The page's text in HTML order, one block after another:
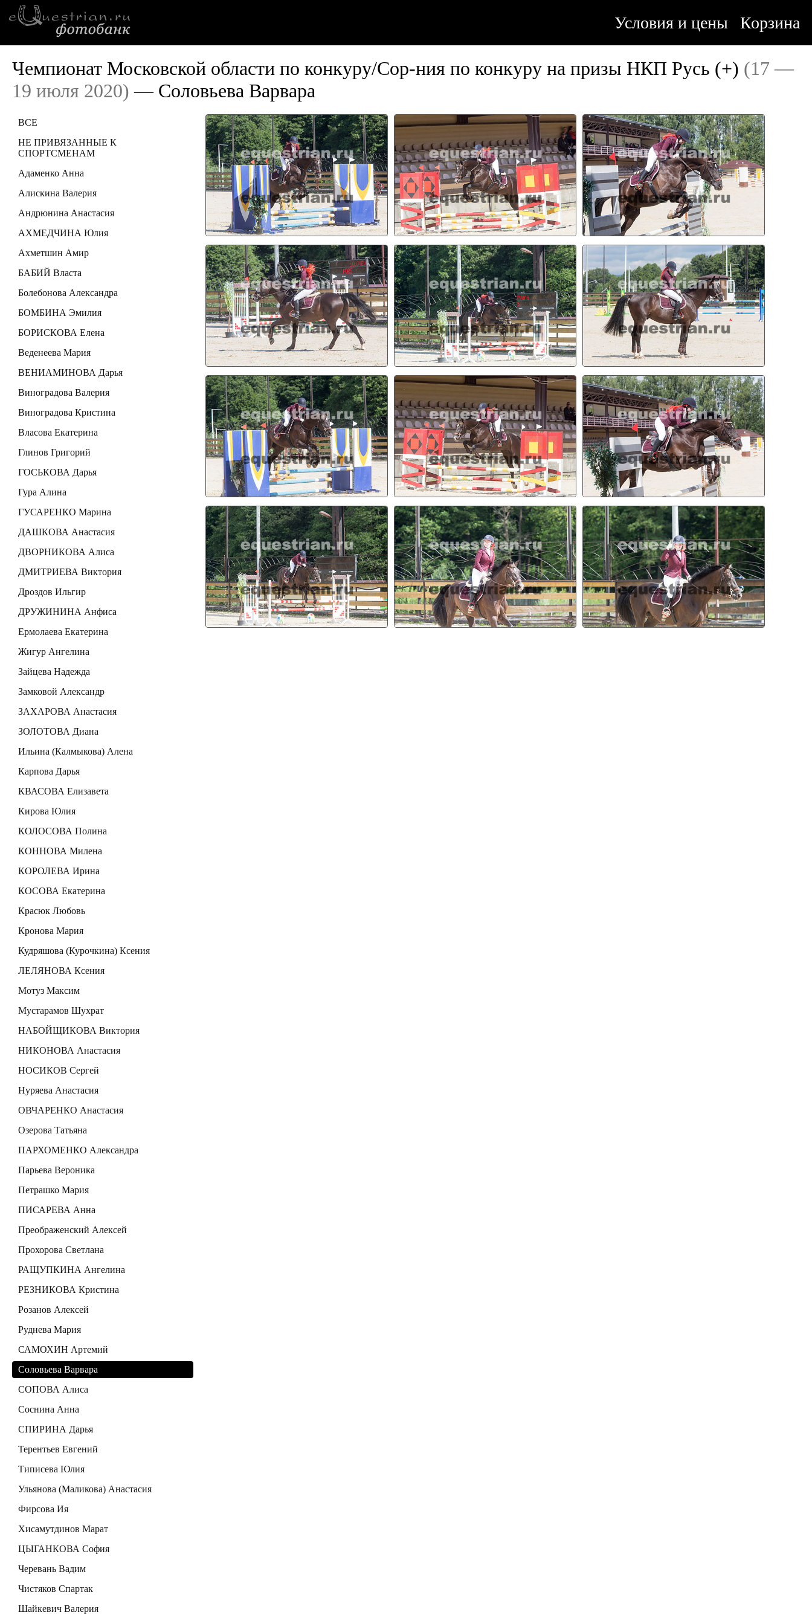
Корзина
Условия и цены
Чемпионат Московской области по конкуру/Сор-ния по конкуру на призы НКП Русь (+) (17 —
19 июля 2020) — Соловьева Варвара
ВСЕ
НЕ ПРИВЯЗАННЫЕ К
СПОРТСМЕНАМ
Адаменко Анна
Алискина Валерия
Андрюнина Анастасия
АХМЕДЧИНА Юлия
Ахметшин Амир
БАБИЙ Власта
Болебонова Александра
БОМБИНА Эмилия
БОРИСКОВА Елена
Веденеева Мария
ВЕНИАМИНОВА Дарья
Виноградова Валерия
Виноградова Кристина
Власова Екатерина
Глинов Григорий
ГОСЬКОВА Дарья
Гура Алина
ГУСАРЕНКО Марина
ДАШКОВА Анастасия
ДВОРНИКОВА Алиса
ДМИТРИЕВА Виктория
Дроздов Ильгир
ДРУЖИНИНА Анфиса
Ермолаева Екатерина
Жигур Ангелина
Зайцева Надежда
Замковой Александр
ЗАХАРОВА Анастасия
ЗОЛОТОВА Диана
Ильина (Калмыкова) Алена
Карпова Дарья
КВАСОВА Елизавета
Кирова Юлия
КОЛОСОВА Полина
КОННОВА Милена
КОРОЛЕВА Ирина
КОСОВА Екатерина
Красюк Любовь
Кронова Мария
Кудряшова (Курочкина) Ксения
ЛЕЛЯНОВА Ксения
Мотуз Максим
Мустарамов Шухрат
НАБОЙЩИКОВА Виктория
НИКОНОВА Анастасия
НОСИКОВ Сергей
Нуряева Анастасия
ОВЧАРЕНКО Анастасия
Озерова Татьяна
ПАРХОМЕНКО Александра
Парьева Вероника
Петрашко Мария
ПИСАРЕВА Анна
Преображенский Алексей
Прохорова Светлана
РАЩУПКИНА Ангелина
РЕЗНИКОВА Кристина
Розанов Алексей
Руднева Мария
САМОХИН Артемий
Соловьева Варвара
СОПОВА Алиса
Соснина Анна
СПИРИНА Дарья
Терентьев Евгений
Типисева Юлия
Ульянова (Маликова) Анастасия
Фирсова Ия
Хисамутдинов Марат
ЦЫГАНКОВА София
Черевань Вадим
Чистяков Спартак
Шайкевич Валерия